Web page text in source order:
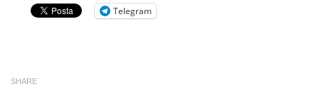
Telegram
SHARE